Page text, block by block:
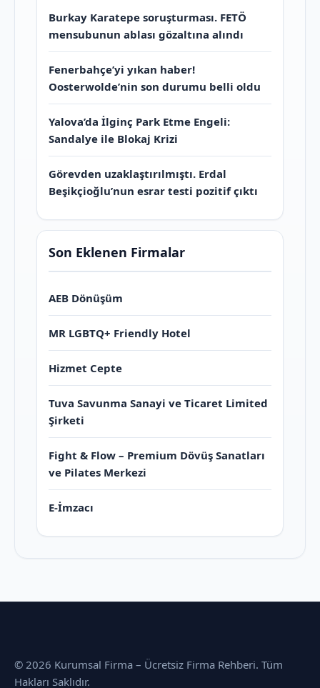
Burkay Karatepe soruşturması. FETÖ
mensubunun ablası gözaltına alındı
Fenerbahçe’yi yıkan haber!
Oosterwolde’nin son durumu belli oldu
Yalova’da İlginç Park Etme Engeli:
Sandalye ile Blokaj Krizi
Görevden uzaklaştırılmıştı. Erdal
Beşikçioğlu’nun esrar testi pozitif çıktı
Son Eklenen Firmalar
AEB Dönüşüm
MR LGBTQ+ Friendly Hotel
Hizmet Cepte
Tuva Savunma Sanayi ve Ticaret Limited
Şirketi
Fight & Flow – Premium Dövüş Sanatları
ve Pilates Merkezi
E-İmzacı
© 2026 Kurumsal Firma – Ücretsiz Firma Rehberi. Tüm
Hakları Saklıdır.